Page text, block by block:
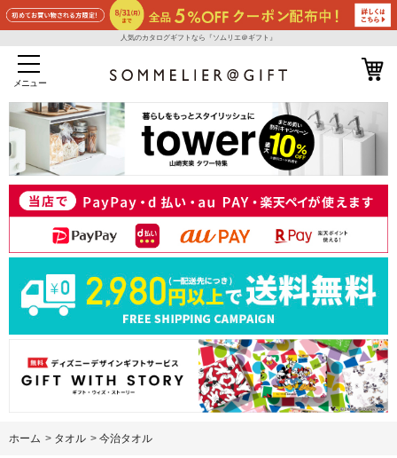
人気のカタログギフトなら『ソムリエ＠ギフト』
メニュー
ホーム > タオル > 今治タオル